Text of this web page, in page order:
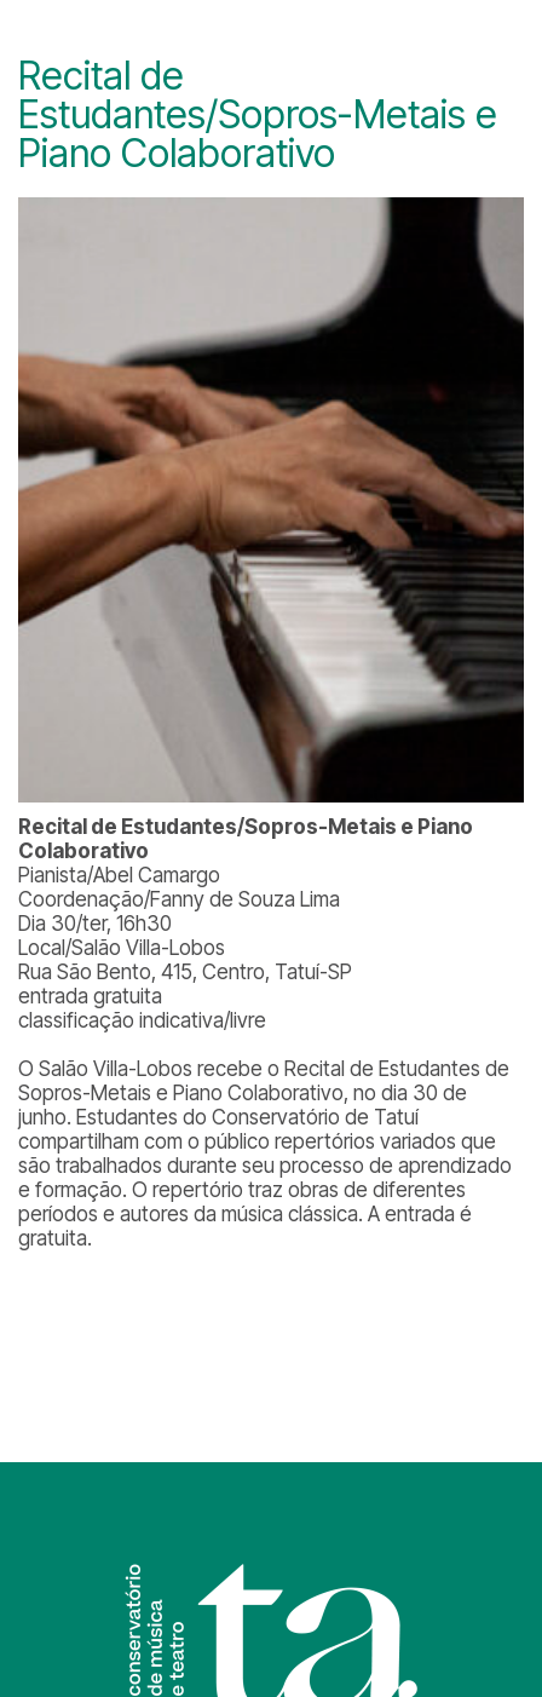
Recital de
Estudantes/Sopros-Metais e
Piano Colaborativo
Recital de Estudantes/Sopros-Metais e Piano
Colaborativo
Pianista/Abel Camargo
Coordenação/Fanny de Souza Lima
Dia 30/ter, 16h30
Local/Salão Villa-Lobos
Rua São Bento, 415, Centro, Tatuí-SP
entrada gratuita
classificação indicativa/livre
O Salão Villa-Lobos recebe o Recital de Estudantes de
Sopros-Metais e Piano Colaborativo, no dia 30 de
junho. Estudantes do Conservatório de Tatuí
compartilham com o público repertórios variados que
são trabalhados durante seu processo de aprendizado
e formação. O repertório traz obras de diferentes
períodos e autores da música clássica. A entrada é
gratuita.